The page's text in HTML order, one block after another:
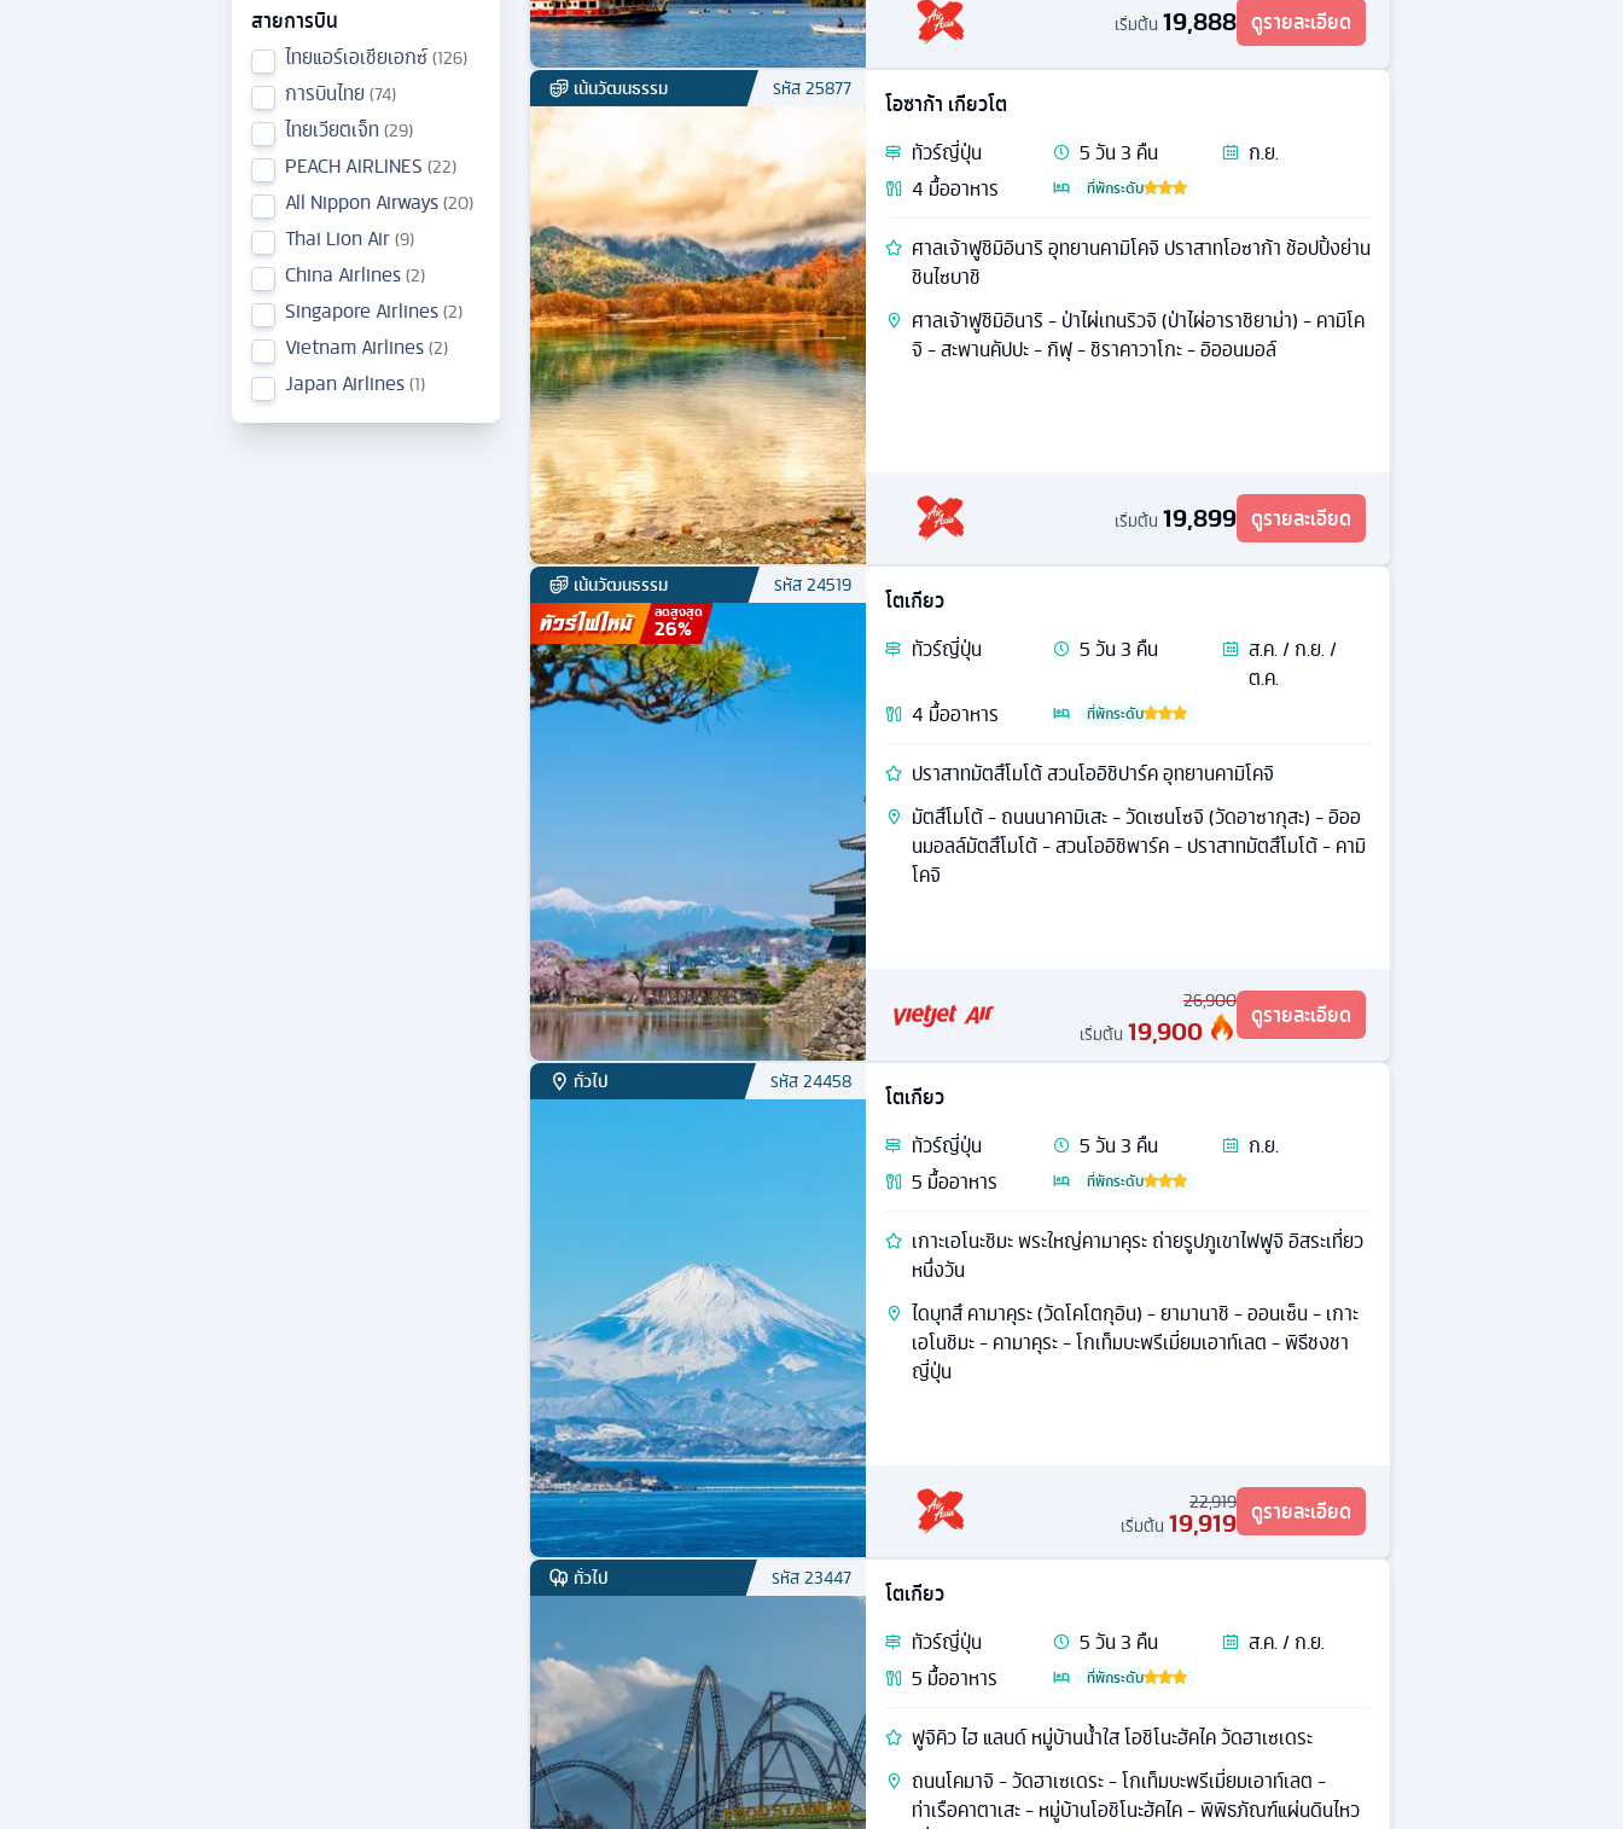
สายการบิน
ไทยแอร์เอเชียเอกซ์ 126
การบินไทย 74
ไทยเวียตเจ็ท 29
PEACH AIRLINES 22
All Nippon Airways 20
Thai Lion Air 9
China Airlines 2
Singapore Airlines 2
Vietnam Airlines 2
Japan Airlines 1
เริ่มต้น 19,888 ดูรายละเอียด
เน้นวัฒนธรรม รหัส25877
โอซาก้า เกียวโต
ทัวร์ญี่ปุ่น 5วัน3 คืน
ก.ย.
4 มื้ออาหาร ที่พักระดับ
ศาลเจ้าฟูชิมิอินาริ อุทยานคามิโคจิ ปราสาทโอซาก้า ช้อปปิ้งย่าน
ชินไซบาชิ
ศาลเจ้าฟูชิมิอินาริ - ป่าไผ่เทนริวจิ (ป่าไผ่อาราชิยาม่า) - คามิโค
จิ - สะพานคัปปะ - กิฟุ - ชิราคาวาโกะ - อิออนมอล์
เริ่มต้น 19,899 ดูรายละเอียด
เน้นวัฒนธรรม รหัส24519
ลดสูงสุด
26%
โตเกียว
ทัวร์ญี่ปุ่น 5วัน3 คืน
ส.ค. / ก.ย. /
ต.ค.
4 มื้ออาหาร ที่พักระดับ
ปราสาทมัตสึโมโต้ สวนโออิชิปาร์ค อุทยานคามิโคจิ
มัตสึโมโต้ - ถนนนาคามิเสะ - วัดเซนโซจิ (วัดอาซากุสะ) - อิออ
นมอลล์มัตสึโมโต้ - สวนโออิชิพาร์ค - ปราสาทมัตสึโมโต้ - คามิ
โคจิ
26,900
เริ่มต้น 19,900 ดูรายละเอียด
ทั่วไป รหัส24458
โตเกียว
ทัวร์ญี่ปุ่น 5วัน3 คืน
ก.ย.
5 มื้ออาหาร ที่พักระดับ
เกาะเอโนะชิมะ พระใหญ่คามาคุระ ถ่ายรูปภูเขาไฟฟูจิ อิสระเที่ยว
หนึ่งวัน
ไดบุทสึ คามาคุระ (วัดโคโตกุอิน) - ยามานาชิ - ออนเซ็น - เกาะ
เอโนชิมะ - คามาคุระ - โกเท็มบะพรีเมี่ยมเอาท์เลต - พิธีชงชา
ญี่ปุ่น
22,919
เริ่มต้น 19,919 ดูรายละเอียด
ทั่วไป รหัส23447
โตเกียว
ทัวร์ญี่ปุ่น 5วัน3 คืน
ส.ค. / ก.ย.
5 มื้ออาหาร ที่พักระดับ
ฟูจิคิว ไฮ แลนด์ หมู่บ้านน้ำใส โอชิโนะฮัคไค วัดฮาเซเดระ
ถนนโคมาจิ - วัดฮาเซเดระ - โกเท็มบะพรีเมี่ยมเอาท์เลต -
ท่าเรือคาตาเสะ - หมู่บ้านโอชิโนะฮัคไค - พิพิธภัณฑ์แผ่นดินไหว